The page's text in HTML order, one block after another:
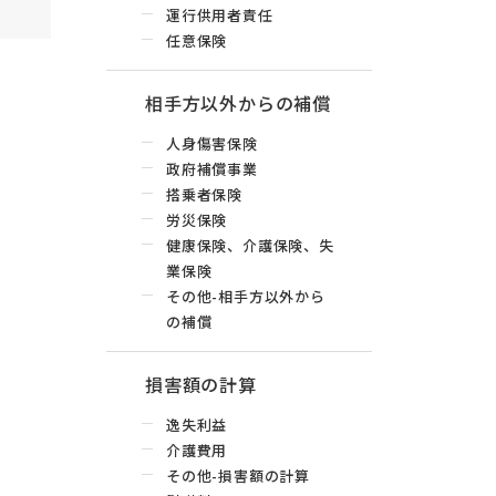
運行供用者責任
任意保険
相手方以外からの補償
人身傷害保険
政府補償事業
搭乗者保険
労災保険
健康保険、介護保険、失
業保険
その他-相手方以外から
の補償
損害額の計算
逸失利益
介護費用
その他-損害額の計算